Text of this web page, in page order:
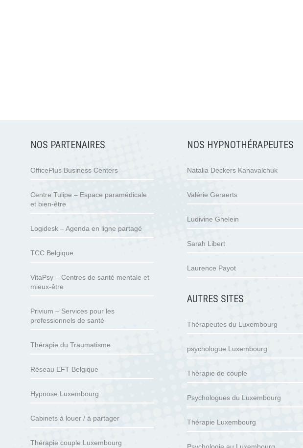
NOS PARTENAIRES
OfficePlus Business Centers
Centre Tulipe – Espace paramédicale
et bien-être
Logidesk – Agenda en ligne partagé
TCC Belgique
VitaPsy – Centres de santé mentale et
mieux-être
Privium – Services pour les
professionnels de santé
Thérapie du Traumatisme
Réseau EFT Belgique
Hypnose Luxembourg
Cabinets à louer / à partager
Thérapie couple Luxembourg
NOS HYPNOTHÉRAPEUTES
Natalia Deckers Kanavalchuk
Valérie Geraerts
Ludivine Ghelein
Sarah Libert
Laurence Payot
AUTRES SITES
Thérapeutes du Luxembourg
psychologue Luxembourg
Thérapie de couple
Psychologues du Luxembourg
Thérapie Luxembourg